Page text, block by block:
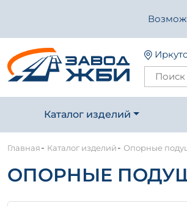
Каталог изделий
Главная- Каталог изделий- Опорные
ОПОРНЫЕ